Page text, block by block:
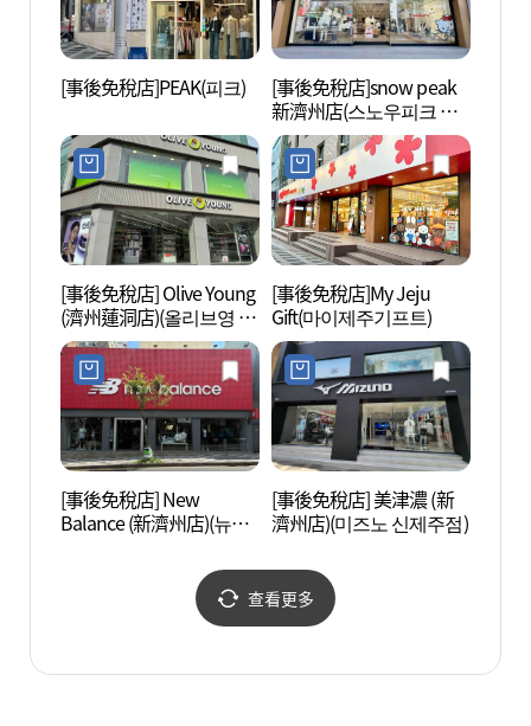
[事後免稅店]PEAK(피크)
[事後免稅店]snow peak
新濟州店(스노우피크 신
제주점)
[事後免稅店] Olive Young
(濟州蓮洞店)(올리브영 제
주연동점)
[事後免稅店]My Jeju
Gift(마이제주기프트)
[事後免稅店] New
Balance (新濟州店)(뉴발
[事後免稅店] 美津濃 (新
濟州店)(미즈노 신제주점)
查看更多